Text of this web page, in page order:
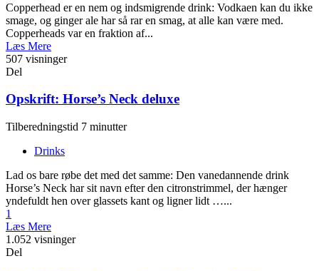
Copperhead er en nem og indsmigrende drink: Vodkaen kan du ikke
smage, og ginger ale har så rar en smag, at alle kan være med.
Copperheads var en fraktion af...
Læs Mere
507 visninger
Del
Opskrift: Horse’s Neck deluxe
Tilberedningstid 7 minutter
Drinks
Lad os bare røbe det med det samme: Den vanedannende drink
Horse’s Neck har sit navn efter den citronstrimmel, der hænger
yndefuldt hen over glassets kant og ligner lidt …...
1
Læs Mere
1.052 visninger
Del